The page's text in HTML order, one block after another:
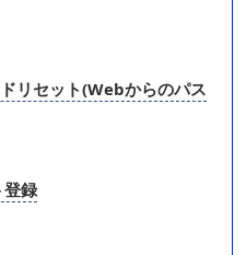
リセット(Webからのパス
登録